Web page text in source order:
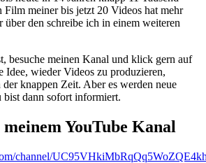
meiner bis jetzt 20 Videos hat mehr
über den schreibe ich in einem weiteren
besuche meinen Kanal und klick gern auf
Idee, wieder Videos zu produzieren,
der knappen Zeit. Aber es werden neue
dann sofort informiert.
YouTube Kanal
channel/